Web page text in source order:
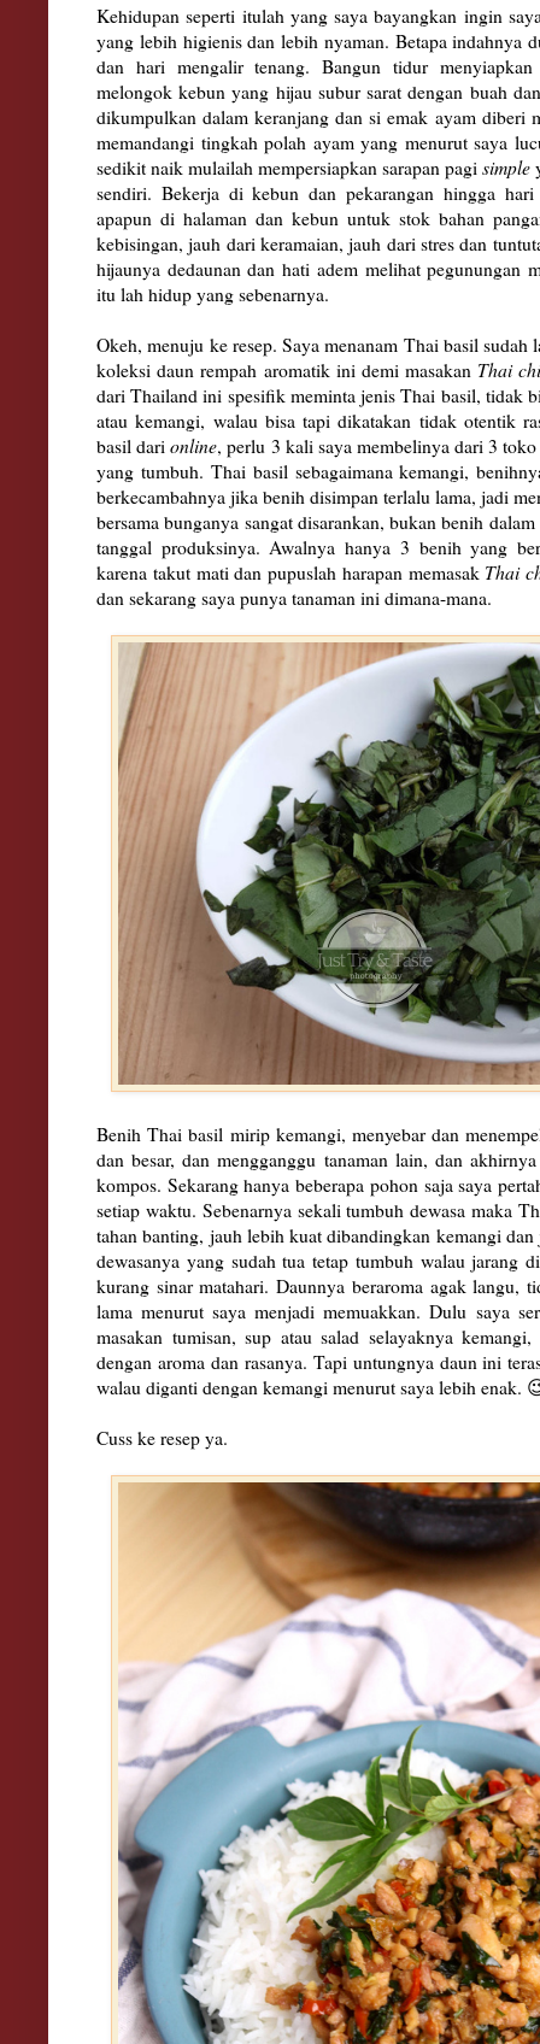
Kehidupan seperti itulah yang saya bayangkan ingin
yang lebih higienis dan lebih nyaman. Betapa indahnya
dan hari mengalir tenang. Bangun tidur
melongok kebun yang hijau subur sarat dengan buah
dikumpulkan dalam keranjang dan si emak ayam diberi
memandangi tingkah polah ayam yang menurut saya
sedikit naik mulailah mempersiapkan sarapan pagi simple
sendiri. Bekerja di kebun dan pekarangan hingga hari
apapun di halaman dan kebun untuk stok bahan
kebisingan, jauh dari keramaian, jauh dari stres dan
hijaunya dedaunan dan hati adem melihat
itu lah hidup yang sebenarnya.
Okeh, menuju ke resep. Saya menanam Thai basil sudah
koleksi daun rempah aromatik ini demi masakan Thai
dari Thailand ini spesifik meminta jenis Thai basil, tidak
atau kemangi, walau bisa tapi dikatakan tidak otentik
basil darionline, perlu 3 kali saya membelinya dari 3
yang tumbuh. Thai basil sebagaimana kemangi,
berkecambahnya jika benih disimpan terlalu lama, jadi
bersama bunganya sangat disarankan, bukan benih
tanggal produksinya. Awalnya hanya 3 benih yang
karena takut mati dan pupuslah harapan memasak Thai
dan sekarang saya punya tanaman ini dimana-mana.
Benih Thai basil mirip kemangi, menyebar dan
dan besar, dan mengganggu tanaman lain, dan
kompos. Sekarang hanya beberapa pohon saja saya
setiap waktu. Sebenarnya sekali tumbuh dewasa maka
tahan banting, jauh lebih kuat dibandingkan kemangi
dewasanya yang sudah tua tetap tumbuh walau jarang
kurang sinar matahari. Daunnya beraroma agak langu,
lama menurut saya menjadi memuakkan. Dulu saya
masakan tumisan, sup atau salad selayaknya
dengan aroma dan rasanya. Tapi untungnya daun ini
walau diganti dengan kemangi menurut saya lebih enak.
Cuss ke resep ya.